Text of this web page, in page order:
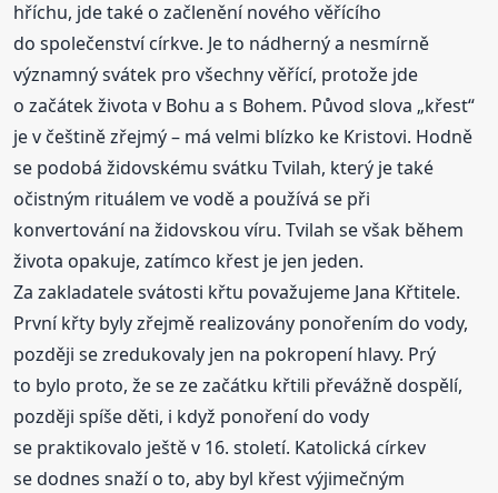
hříchu, jde také o začlenění nového věřícího
do společenství církve. Je to nádherný a nesmírně
významný svátek pro všechny věřící, protože jde
o začátek života v Bohu a s Bohem. Původ slova „křest“
je v češtině zřejmý – má velmi blízko ke Kristovi. Hodně
se podobá židovskému svátku Tvilah, který je také
očistným rituálem ve vodě a používá se při
konvertování na židovskou víru. Tvilah se však během
života opakuje, zatímco křest je jen jeden.
Za zakladatele svátosti křtu považujeme Jana Křtitele.
První křty byly zřejmě realizovány ponořením do vody,
později se zredukovaly jen na pokropení hlavy. Prý
to bylo proto, že se ze začátku křtili převážně dospělí,
později spíše děti, i když ponoření do vody
se praktikovalo ještě v 16. století. Katolická církev
se dodnes snaží o to, aby byl křest výjimečným